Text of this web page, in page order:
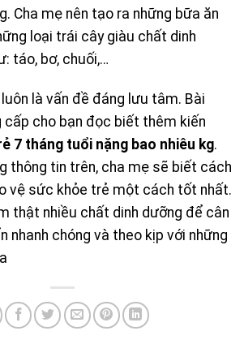
Cha mẹ nên tạo ra những bữa ăn
loại trái cây giàu chất dinh
táo, bơ, chuối,…
là vấn đề đáng lưu tâm. Bài
cho bạn đọc biết thêm kiến
7 tháng tuổi nặng bao nhiêu kg.
thông tin trên, cha mẹ sẽ biết cách
vệ sức khỏe trẻ một cách tốt nhất.
thật nhiều chất dinh dưỡng để cân
nhanh chóng và theo kịp với những